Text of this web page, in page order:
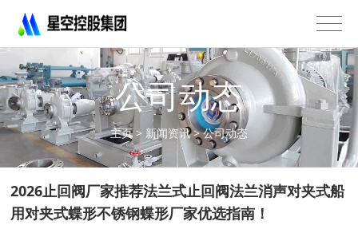
控
股
集
团
有
公
不
公司动态
主页> 新闻资讯>公司动态
2026止回阀厂家推荐法兰式止回阀法兰消声对夹式船
用对夹式蝶形不锈钢蝶形厂家优选指南！